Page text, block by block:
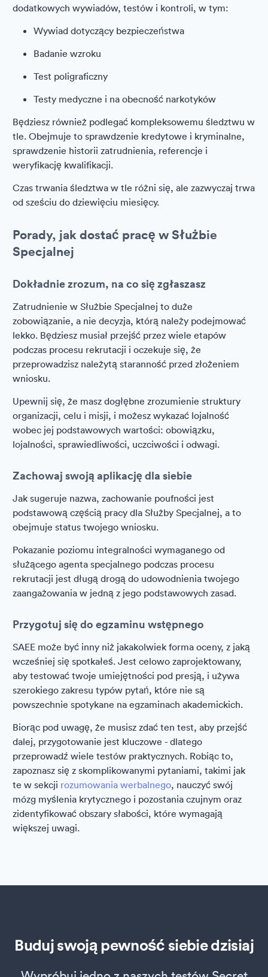
dodatkowych wywiadów, testów i kontroli, w tym:
Wywiad dotyczący bezpieczeństwa
Badanie wzroku
Test poligraficzny
Testy medyczne i na obecność narkotyków
Będziesz również podlegać kompleksowemu śledztwu w
tle. Obejmuje to sprawdzenie kredytowe i kryminalne,
sprawdzenie historii zatrudnienia, referencje i
weryfikację kwalifikacji.
Czas trwania śledztwa w tle różni się, ale zazwyczaj trwa
od sześciu do dziewięciu miesięcy.
Porady, jak dostać pracę w Służbie
Specjalnej
Dokładnie zrozum, na co się zgłaszasz
Zatrudnienie w Służbie Specjalnej to duże
zobowiązanie, a nie decyzja, którą należy podejmować
lekko. Będziesz musiał przejść przez wiele etapów
podczas procesu rekrutacji i oczekuje się, że
przeprowadzisz należytą staranność przed złożeniem
wniosku.
Upewnij się, że masz dogłębne zrozumienie struktury
organizacji, celu i misji, i możesz wykazać lojalność
wobec jej podstawowych wartości: obowiązku,
lojalności, sprawiedliwości, uczciwości i odwagi.
Zachowaj swoją aplikację dla siebie
Jak sugeruje nazwa, zachowanie poufności jest
podstawową częścią pracy dla Służby Specjalnej, a to
obejmuje status twojego wniosku.
Pokazanie poziomu integralności wymaganego od
służącego agenta specjalnego podczas procesu
rekrutacji jest długą drogą do udowodnienia twojego
zaangażowania w jedną z jego podstawowych zasad.
Przygotuj się do egzaminu wstępnego
SAEE może być inny niż jakakolwiek forma oceny, z jaką
wcześniej się spotkałeś. Jest celowo zaprojektowany,
aby testować twoje umiejętności pod presją, i używa
szerokiego zakresu typów pytań, które nie są
powszechnie spotykane na egzaminach akademickich.
Biorąc pod uwagę, że musisz zdać ten test, aby przejść
dalej, przygotowanie jest kluczowe - dlatego
przeprowadź wiele testów praktycznych. Robiąc to,
zapoznasz się z skomplikowanymi pytaniami, takimi jak
te w sekcji rozumowania werbalnego, nauczyć swój
mózg myślenia krytycznego i pozostania czujnym oraz
zidentyfikować obszary słabości, które wymagają
większej uwagi.
Buduj swoją pewność siebie dzisiaj